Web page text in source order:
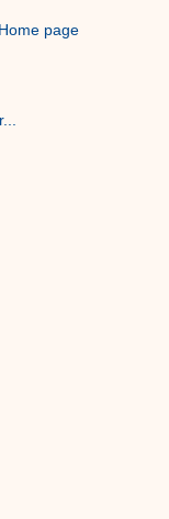
Home page